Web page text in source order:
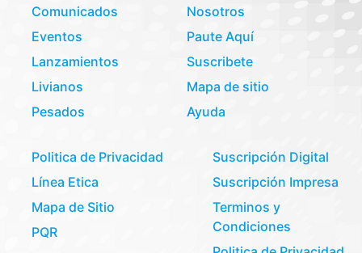
Comunicados
Eventos
Lanzamientos
Livianos
Pesados
Nosotros
Paute Aquí
Suscribete
Mapa de sitio
Ayuda
Politica de Privacidad
Línea Etica
Mapa de Sitio
PQR
Suscripción Digital
Suscripción Impresa
Terminos y
Condiciones